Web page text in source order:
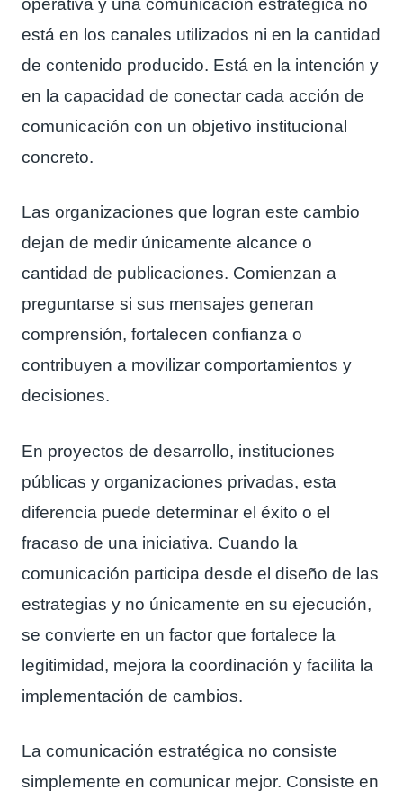
está en los canales utilizados ni en la cantidad
de contenido producido. Está en la intención y
en la capacidad de conectar cada acción de
comunicación con un objetivo institucional
concreto.
Las organizaciones que logran este cambio
dejan de medir únicamente alcance o
cantidad de publicaciones. Comienzan a
preguntarse si sus mensajes generan
comprensión, fortalecen confianza o
contribuyen a movilizar comportamientos y
decisiones.
En proyectos de desarrollo, instituciones
públicas y organizaciones privadas, esta
diferencia puede determinar el éxito o el
fracaso de una iniciativa. Cuando la
comunicación participa desde el diseño de las
estrategias y no únicamente en su ejecución,
se convierte en un factor que fortalece la
legitimidad, mejora la coordinación y facilita la
implementación de cambios.
La comunicación estratégica no consiste
simplemente en comunicar mejor. Consiste en